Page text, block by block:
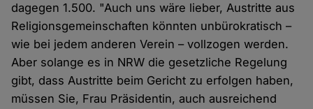
dagegen 1.500. "Auch uns wäre lieber, Austritte aus
Religionsgemeinschaften könnten unbürokratisch –
wie bei jedem anderen Verein – vollzogen werden.
Aber solange es in NRW die gesetzliche Regelung
gibt, dass Austritte beim Gericht zu erfolgen haben,
müssen Sie, Frau Präsidentin, auch ausreichend